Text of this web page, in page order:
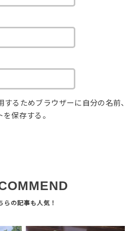
するためブラウザーに自分の名前、
保存する。